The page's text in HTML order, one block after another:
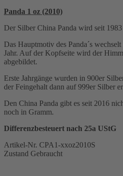
Panda 1 oz (2010)
Der Silber China Panda wird seit
Das Hauptmotiv des Panda´s
Jahr. Auf der Kopfseite wird der
abgebildet.
Erste Jahrgänge wurden in 900er
der Feingehalt dann auf 999er Silber
Den China Panda gibt es seit 2016
noch in Gramm.
Differenzbesteuert nach 25a UStG
Artikel-Nr. CPA1-xxoz2010S
Zustand Gebraucht